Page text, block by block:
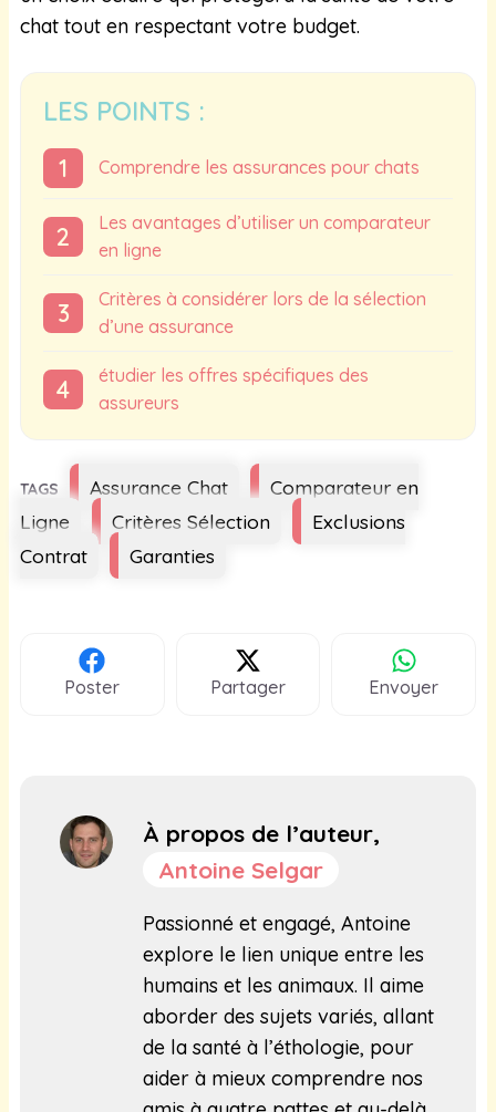
chat tout en respectant votre budget.
LES POINTS :
Comprendre les assurances pour chats
Les avantages d’utiliser un comparateur
en ligne
Critères à considérer lors de la sélection
d’une assurance
étudier les offres spécifiques des
assureurs
Étiquettes
Assurance Chat
Comparateur en
Ligne
Critères Sélection
Exclusions
Contrat
Garanties
Poster Partager Envoyer
À propos de l’auteur,
Antoine Selgar
Passionné et engagé, Antoine
explore le lien unique entre les
humains et les animaux. Il aime
aborder des sujets variés, allant
de la santé à l’éthologie, pour
aider à mieux comprendre nos